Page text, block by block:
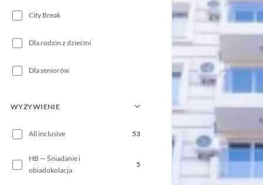
City Break
Dla rodzin z dziećmi
Dla seniorów
WYŻYWIENIE
All inclusive 53
HB — Śniadanie i
obiadokolacja
5